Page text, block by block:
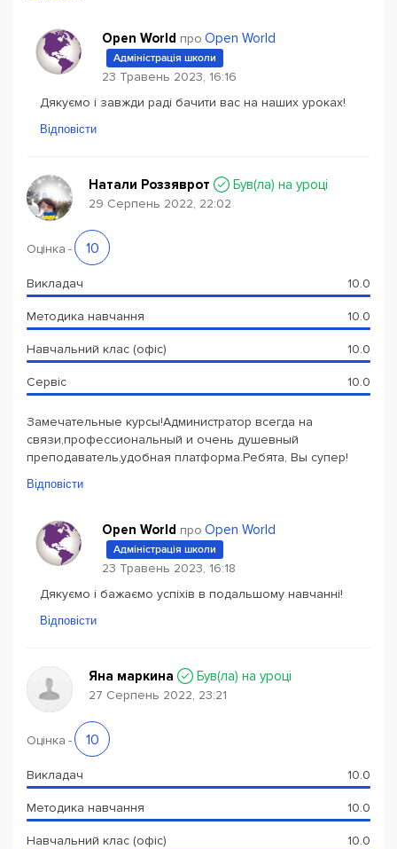
Open World про Open World
Адміністрація школи
23 Травень 2023, 16:16
Дякуємо і завжди раді бачити вас на наших уроках!
Відповісти
Натали Роззяврот Був(ла) на уроці
29 Серпень 2022, 22:02
Оцінка - 10
Викладач 10.0
Методика навчання 10.0
Навчальний клас (офіс) 10.0
Сервіс 10.0
Замечательные курсы!Администратор всегда на
связи,профессиональный и очень душевный
преподаватель,удобная платформа.Ребята, Вы супер!
Відповісти
Open World про Open World
Адміністрація школи
23 Травень 2023, 16:18
Дякуємо і бажаємо успіхів в подальшому навчанні!
Відповісти
Яна маркина Був(ла) на уроці
27 Серпень 2022, 23:21
Оцінка - 10
Викладач 10.0
Методика навчання 10.0
Навчальний клас (офіс) 10.0